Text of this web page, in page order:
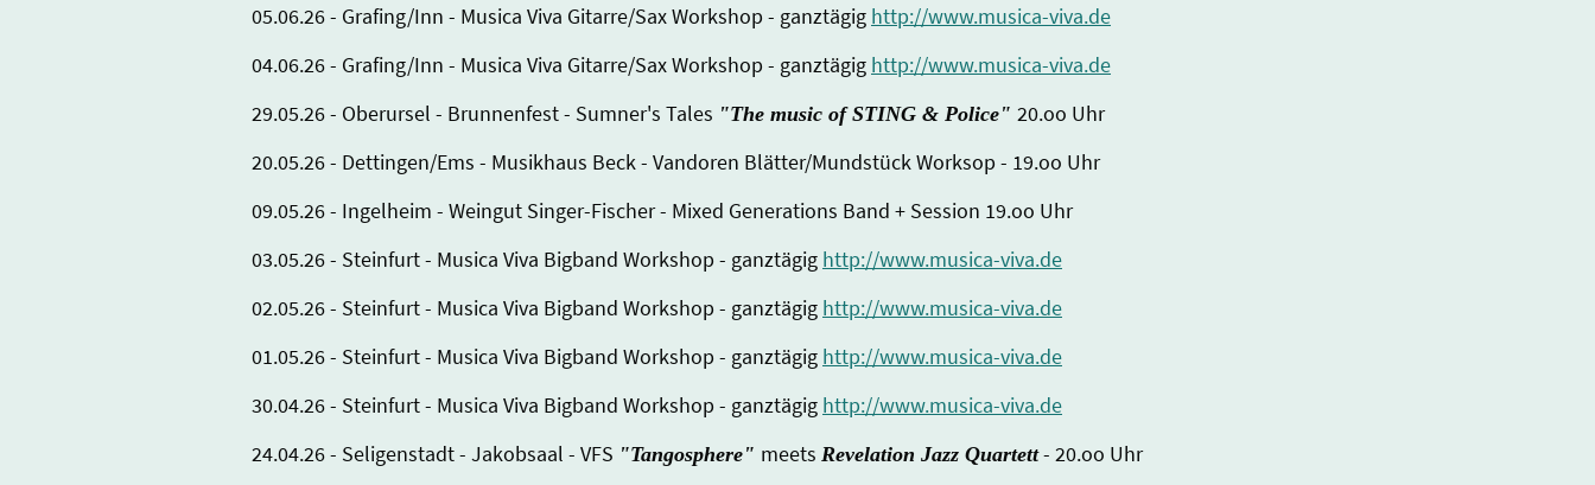
05.06.26 - Grafing/Inn - Musica Viva Gitarre/Sax Workshop - ganztägig http://www.musica-viva.de
04.06.26 - Grafing/Inn - Musica Viva Gitarre/Sax Workshop - ganztägig http://www.musica-viva.de
29.05.26 - Oberursel - Brunnenfest - Sumner's Tales "The music of STING & Police" 20.oo Uhr
20.05.26 - Dettingen/Ems - Musikhaus Beck - Vandoren Blätter/Mundstück Worksop - 19.oo Uhr
09.05.26 - Ingelheim - Weingut Singer-Fischer - Mixed Generations Band + Session 19.oo Uhr
03.05.26 - Steinfurt - Musica Viva Bigband Workshop - ganztägig http://www.musica-viva.de
02.05.26 - Steinfurt - Musica Viva Bigband Workshop - ganztägig http://www.musica-viva.de
01.05.26 - Steinfurt - Musica Viva Bigband Workshop - ganztägig http://www.musica-viva.de
30.04.26 - Steinfurt - Musica Viva Bigband Workshop - ganztägig http://www.musica-viva.de
24.04.26 - Seligenstadt - Jakobsaal - VFS "Tangosphere" meets Revelation Jazz Quartett- 20.oo Uhr